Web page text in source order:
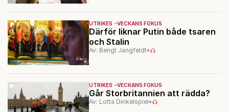
UTRIKES VECKANS FOKUS
Därför liknar Putin både tsaren
och Stalin
Av: Bengt Jangfeldt•
UTRIKES VECKANS FOKUS
Går Storbritannien att rädda?
Av: Lotta Dinkelspiel•